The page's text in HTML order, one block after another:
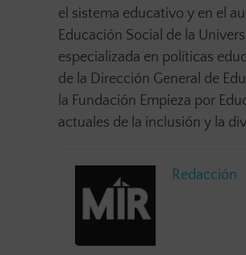
el sistema educativo y en el
Educación Social de la
especializada en políticas
de la Dirección General de
la Fundación Empieza por
actuales de la inclusión y la
Redacción